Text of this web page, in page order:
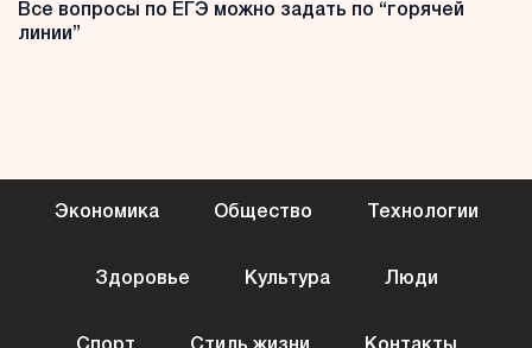
Все вопросы по ЕГЭ можно задать по “горячей
линии”
Экономика Общество Технологии
Здоровье Культура Люди